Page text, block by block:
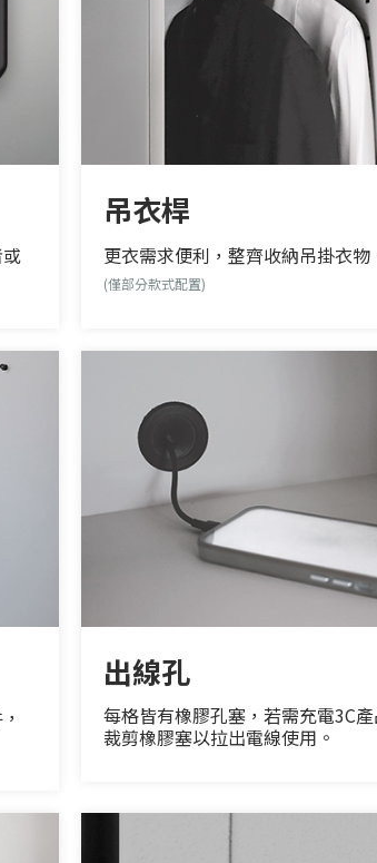
吊衣桿
更衣需求便利，整齊收納吊掛衣物
(僅部分款式配置)
出線孔
每格皆有橡膠孔塞，若需充電3C
裁剪橡膠塞以拉出電線使用。